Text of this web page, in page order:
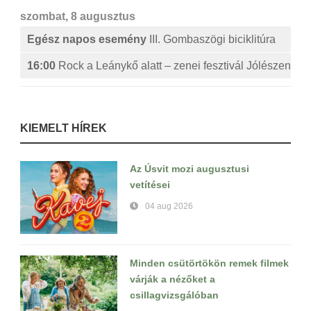
szombat, 8 augusztus
Egész napos esemény
III. Gombaszögi biciklitúra
16:00 Rock a Leánykő alatt – zenei fesztivál Jólészen
KIEMELT HÍREK
Az Úsvit mozi augusztusi
vetítései
04 aug 2026
Minden csütörtökön remek filmek
várják a nézőket a
csillagvizsgálóban